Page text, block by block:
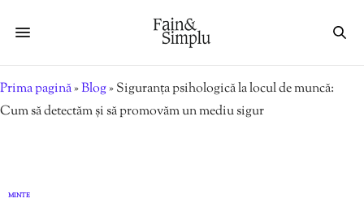
Prima pagină»Blog»Siguranța psihologică la locul de muncă:
Cum să detectăm și să promovăm un mediu sigur
MINTE